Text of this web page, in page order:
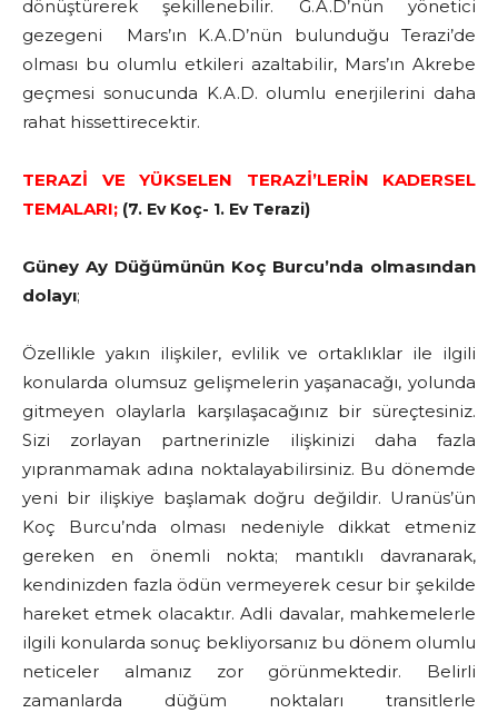
dönüştürerek şekillenebilir. G.A.D’nün yönetici
gezegeni Mars’ın K.A.D’nün bulunduğu Terazi’de
olması bu olumlu etkileri azaltabilir, Mars’ın Akrebe
geçmesi sonucunda K.A.D. olumlu enerjilerini daha
rahat hissettirecektir.
TERAZİ VE YÜKSELEN TERAZİ’LERİN KADERSEL
TEMALARI; (7. Ev Koç- 1. Ev Terazi)
Güney Ay Düğümünün Koç Burcu’nda olmasından
dolayı;
Özellikle yakın ilişkiler, evlilik ve ortaklıklar ile ilgili
konularda olumsuz gelişmelerin yaşanacağı, yolunda
gitmeyen olaylarla karşılaşacağınız bir süreçtesiniz.
Sizi zorlayan partnerinizle ilişkinizi daha fazla
yıpranmamak adına noktalayabilirsiniz. Bu dönemde
yeni bir ilişkiye başlamak doğru değildir. Uranüs’ün
Koç Burcu’nda olması nedeniyle dikkat etmeniz
gereken en önemli nokta; mantıklı davranarak,
kendinizden fazla ödün vermeyerek cesur bir şekilde
hareket etmek olacaktır. Adli davalar, mahkemelerle
ilgili konularda sonuç bekliyorsanız bu dönem olumlu
neticeler almanız zor görünmektedir. Belirli
zamanlarda düğüm noktaları transitlerle